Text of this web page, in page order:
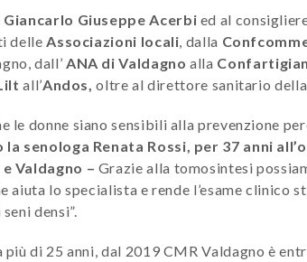
Giancarlo Giuseppe Acerbi ed al
delleAssociazioni locali, dalla
dall’ ANA di Valdagno alla
all’Andos,oltre al direttore sanitario
le donne siano sensibili alla prevenzione
la senologa Renata Rossi, per 37 anni
Valdagno – Grazie alla tomosintesi
aiuta lo specialista e rende l’esame clinico
densi”.
più di 25 anni, dal 2019 CMR Valdagno è